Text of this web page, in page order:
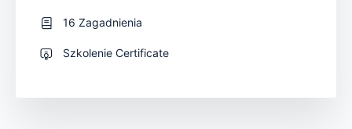
16 Zagadnienia
Szkolenie Certificate